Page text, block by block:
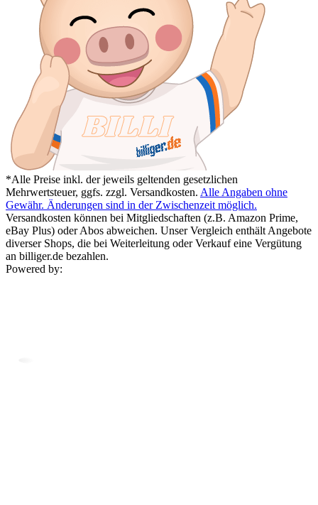
*Alle Preise inkl. der jeweils geltenden gesetzlichen
Mehrwertsteuer, ggfs. zzgl. Versandkosten. Alle Angaben ohne
Gewähr. Änderungen sind in der Zwischenzeit möglich.
Versandkosten können bei Mitgliedschaften (z.B. Amazon Prime,
eBay Plus) oder Abos abweichen. Unser Vergleich enthält Angebote
diverser Shops, die bei Weiterleitung oder Verkauf eine Vergütung
an billiger.de bezahlen.
Powered by: